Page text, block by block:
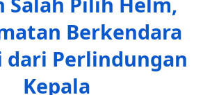
Berkendara
dari Perlindungan
Kepala